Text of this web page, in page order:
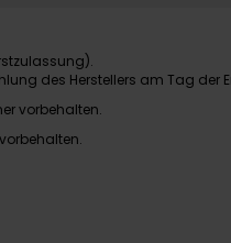
des Herstellers am Tag der
vorbehalten.